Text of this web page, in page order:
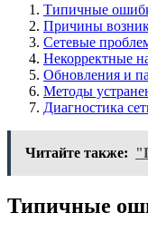
Типичные
Причины
Сетевые
Некорректные
Обновления и
Методы
Диагностика
Читайте также:
Типичные